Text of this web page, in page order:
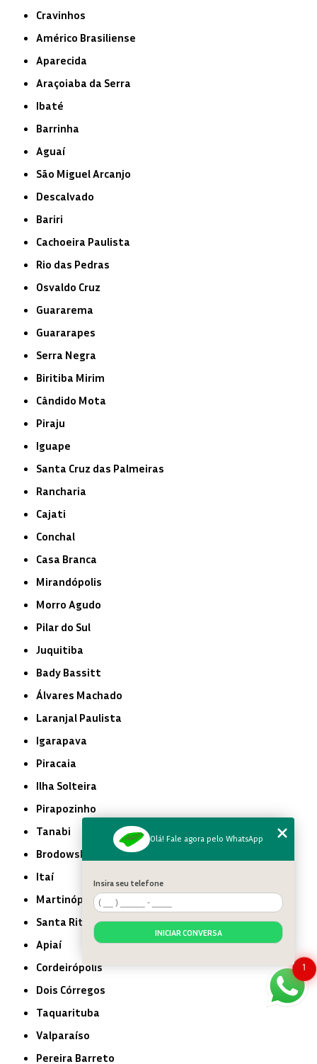
Cravinhos
Américo Brasiliense
Aparecida
Araçoiaba da Serra
Ibaté
Barrinha
Aguaí
São Miguel Arcanjo
Descalvado
Bariri
Cachoeira Paulista
Rio das Pedras
Osvaldo Cruz
Guararema
Guararapes
Serra Negra
Biritiba Mirim
Cândido Mota
Piraju
Iguape
Santa Cruz das Palmeiras
Rancharia
Cajati
Conchal
Casa Branca
Mirandópolis
Morro Agudo
Pilar do Sul
Juquitiba
Bady Bassitt
Álvares Machado
Laranjal Paulista
Igarapava
Piracaia
Ilha Solteira
Pirapozinho
Tanabi
Brodowski
Itaí
Martinópolis
Santa Rita do Passa Quatro
Apiaí
Cordeirópolis
Dois Córregos
Taquarituba
Valparaíso
Pereira Barreto
1
Olá! Fale agora pelo WhatsApp
Insira seu telefone
INICIAR CONVERSA